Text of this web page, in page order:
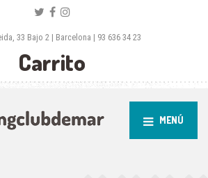
33 Bajo 2 | Barcelona | 93 636 34 23
Carrito
MENÚ